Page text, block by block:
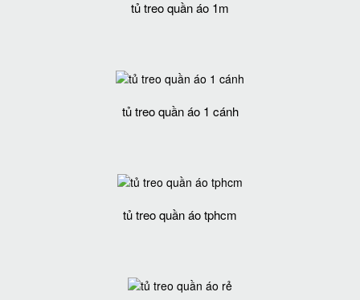
tủ treo quần áo 1m
tủ treo quần áo 1 cánh
tủ treo quần áo tphcm